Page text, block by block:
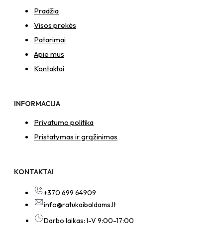
Pradžia
Visos prekės
Patarimai
Apie mus
Kontaktai
INFORMACIJA
Privatumo politika
Pristatymas ir grąžinimas
KONTAKTAI
+370 699 64909
info@ratukaibaldams.lt
Darbo laikas: I-V 9:00-17:00